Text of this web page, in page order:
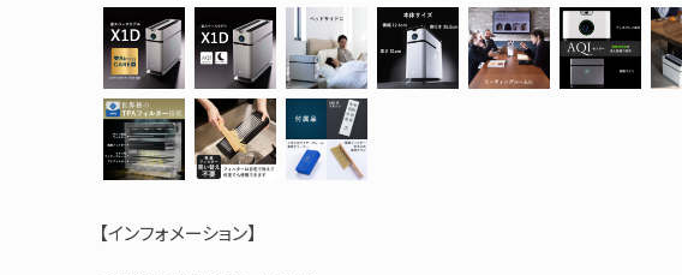
【インフォメーション】